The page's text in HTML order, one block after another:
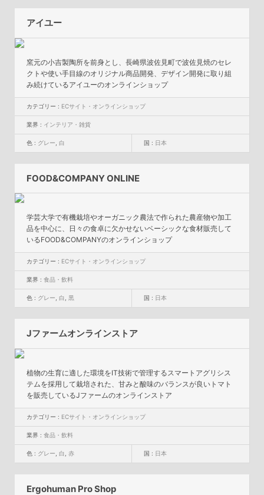
アイユー
窯元の小吉製陶所を前身とし、長崎県波佐見町で波佐見焼のセレ
クトや使い手目線のオリジナル商品開発、デザイン開発に取り組
み続けているアイユーのオンラインショップ
カテゴリー : ECサイト・オンラインショップ
業界 : インテリア・雑貨
色 : グレー ,白 国 : 日本
FOOD&COMPANY ONLINE
学芸大学で有機栽培やオーガニック農法で作られた農産物や加工
品を中心に、日々の食卓に欠かせないベーシックな食材販売して
いるFOOD&COMPANYのオンラインショップ
カテゴリー : ECサイト・オンラインショップ
業界 :食品・飲料
色 : グレー ,白 ,黒 国 : 日本
Jファームオンラインストア
植物の生育に適した環境をIT技術で管理するスマートアグリシス
テムを採用して栽培された、甘みと酸味のバランスが良いトマト
を販売しているJファームのオンラインストア
カテゴリー : ECサイト・オンラインショップ
業界 :食品・飲料
色 : グレー ,白 ,赤 国 : 日本
Ergohuman Pro Shop